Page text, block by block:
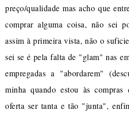
preço/qualidade mas acho que
comprar alguma coisa, não sei
assim à primeira vista, não o
sei se é pela falta de "glam" nas
empregadas a "abordarem"
minha quando estou às compras
oferta ser tanta e tão "junta",